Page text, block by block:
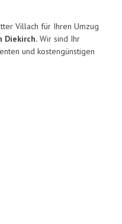
Villach für Ihren Umzug
Diekirch. Wir sind Ihr
und kostengünstigen